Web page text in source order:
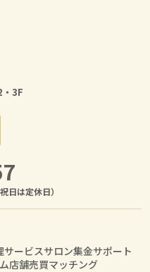
3F
は定休日）
サービスサロン集金サポート
店舗売買マッチング